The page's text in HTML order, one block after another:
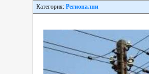
Категория: Регионални